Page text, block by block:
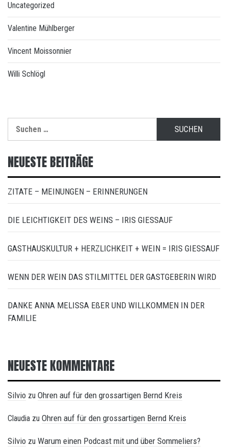
Uncategorized
Valentine Mühlberger
Vincent Moissonnier
Willi Schlögl
nach:
NEUESTE BEITRÄGE
ZITATE – MEINUNGEN – ERINNERUNGEN
DIE LEICHTIGKEIT DES WEINS – IRIS GIESSAUF
GASTHAUSKULTUR + HERZLICHKEIT + WEIN = IRIS GIESSAUF
WENN DER WEIN DAS STILMITTEL DER GASTGEBERIN WIRD
DANKE ANNA MELISSA EßER UND WILLKOMMEN IN DER
FAMILIE
NEUESTE KOMMENTARE
Silvio zu Ohren auf für den grossartigen Bernd Kreis
Claudia zu Ohren auf für den grossartigen Bernd Kreis
Silvio zu Warum einen Podcast mit und über Sommeliers?